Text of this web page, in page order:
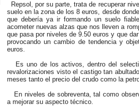
Repsol, por su parte, trata de recuperar
suelo en la zona de los 8 euros, desde
que debería ya ir formando un suelo
acometer nuevas alzas que nos lleven a
que pasa por niveles de 9.50 euros y que
provocando un cambio de tendencia y
euros.
Es uno de los activos, dentro del
revalorizaciones visto el castigo tan
meses tanto el precio del crudo como la
En niveles de sobreventa, tal como
a mejorar su aspecto técnico.